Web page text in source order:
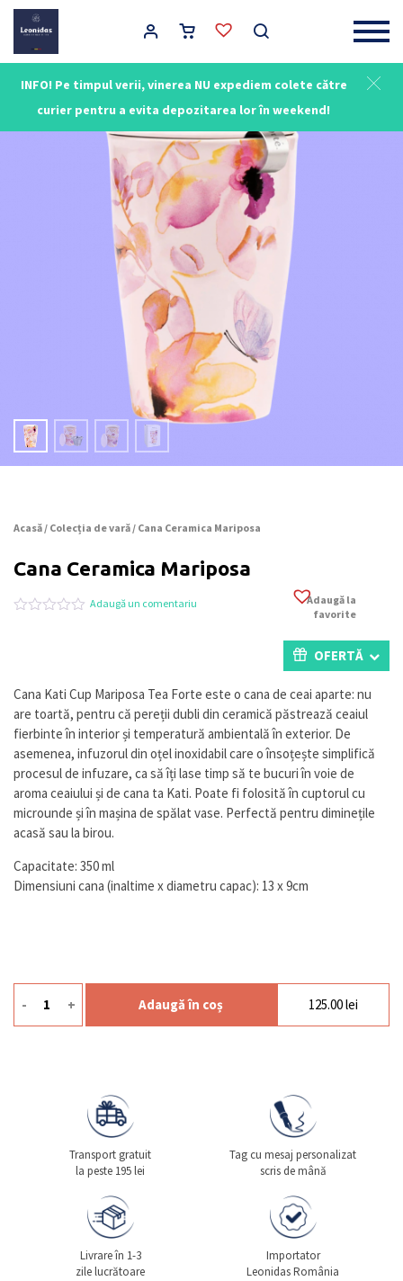
INFO! Pe timpul verii, vinerea NU expediem colete către
curier pentru a evita depozitarea lor în weekend!
Main Navigation
Acasă/ Colecția de vară/ Cana Ceramica Mariposa
Cana Ceramica Mariposa
pe
a
evaluări
la
clienți
Adaugă un comentariu
Adaugă la
favorite
OFERTĂ
Cana Kati Cup Mariposa Tea Forte este o cana de ceai aparte: nu
are toartă, pentru că pereții dubli din ceramică păstrează ceaiul
fierbinte în interior și temperatură ambientală în exterior. De
asemenea, infuzorul din oțel inoxidabil care o însoțește simplifică
procesul de infuzare, ca să îți lase timp să te bucuri în voie de
aroma ceaiului și de cana ta Kati. Poate fi folosită în cuptorul cu
microunde și în mașina de spălat vase. Perfectă pentru diminețile
acasă sau la birou.
Capacitate: 350 ml
Dimensiuni cana (inaltime x diametru capac): 13 x 9cm
Cantitate Cana Ceramica Mariposa
- + Adaugă în coș 125.00lei
Transport gratuit
la peste 195 lei
Tag cu mesaj personalizat
scris de mână
Livrare în 1-3
zile lucrătoare
Importator
Leonidas România